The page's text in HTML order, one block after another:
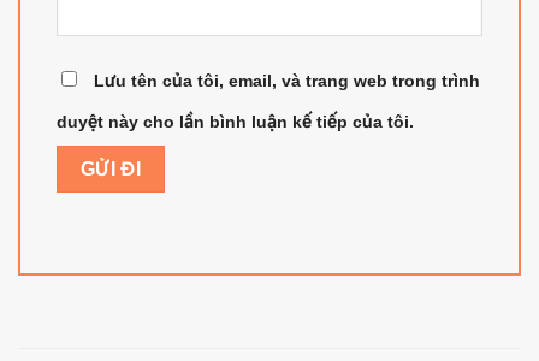
Lưu tên của tôi, email, và trang web trong trình
duyệt này cho lần bình luận kế tiếp của tôi.